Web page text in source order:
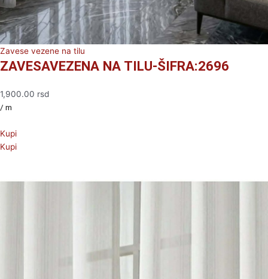
Zavese vezene na tilu
ZAVESAVEZENA NA TILU-ŠIFRA:2696
1,900.00 rsd
/ m
Kupi
Kupi